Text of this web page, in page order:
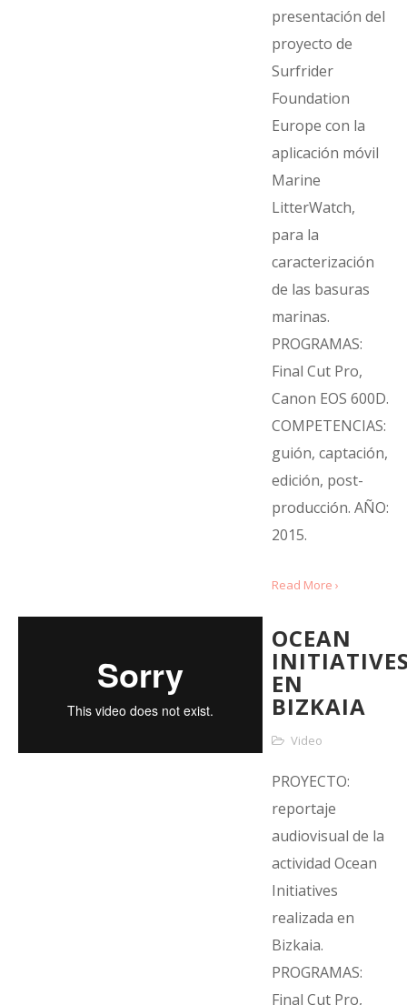
presentación del
proyecto de
Surfrider
Foundation
Europe con la
aplicación móvil
Marine
LitterWatch,
para la
caracterización
de las basuras
marinas.
PROGRAMAS:
Final Cut Pro,
Canon EOS 600D.
COMPETENCIAS:
guión, captación,
edición, post-
producción. AÑO:
2015.
Read More ›
OCEAN
EN
BIZKAIA
Video
PROYECTO:
reportaje
audiovisual de la
actividad Ocean
Initiatives
realizada en
Bizkaia.
PROGRAMAS:
Final Cut Pro,